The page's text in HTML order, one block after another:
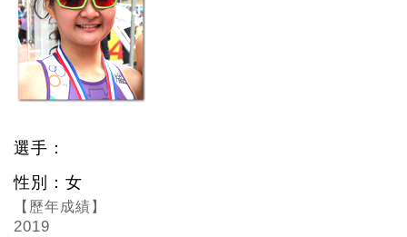
選手：
性別：女
【歷年成績】
2019